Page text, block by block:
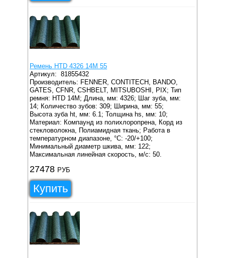
Ремень HTD 4326 14M 55
Артикул:81855432
Производитель: FENNER, CONTITECH, BANDO,
GATES, CFNR, CSHBELT, MITSUBOSHI, PIX; Тип
ремня: HTD 14M; Длина, мм: 4326; Шаг зуба, мм:
14; Количество зубов: 309; Ширина, мм: 55;
Высота зуба ht, мм: 6.1; Толщина hs, мм: 10;
Материал: Компаунд из полихлоропрена, Корд из
стекловолокна, Полиамидная ткань; Работа в
температурном диапазоне, °C: -20/+100;
Минимальный диаметр шкива, мм: 122;
Максимальная линейная скорость, м/с: 50.
27478 РУБ
Купить